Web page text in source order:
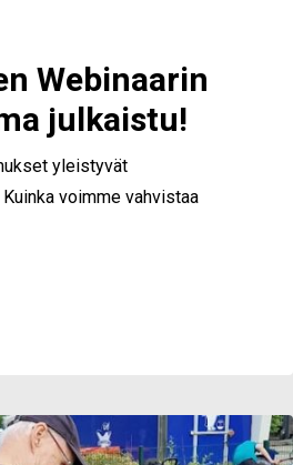
Webinaarin
julkaistu!
yleistyvät
voimme vahvistaa